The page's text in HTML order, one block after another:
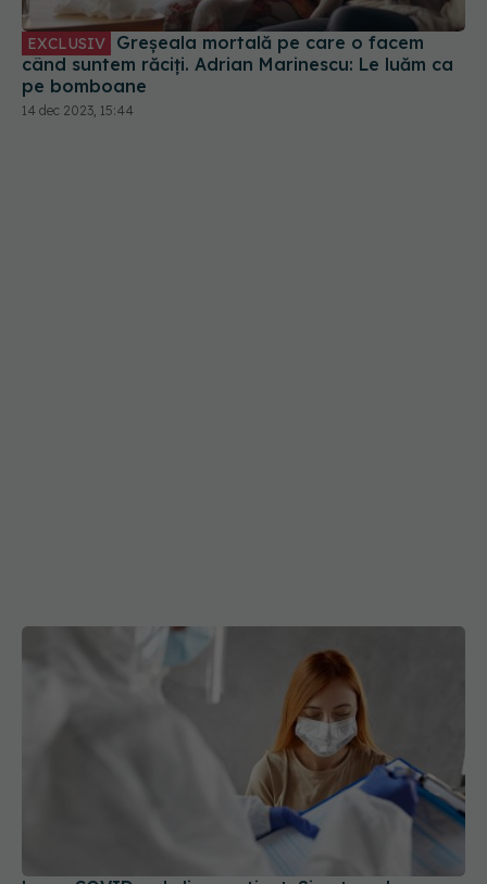
14 dec 2023, 15:44
Long-COVID, subdiagnosticat. Simptomele
infecției pe termen lung, ignorate